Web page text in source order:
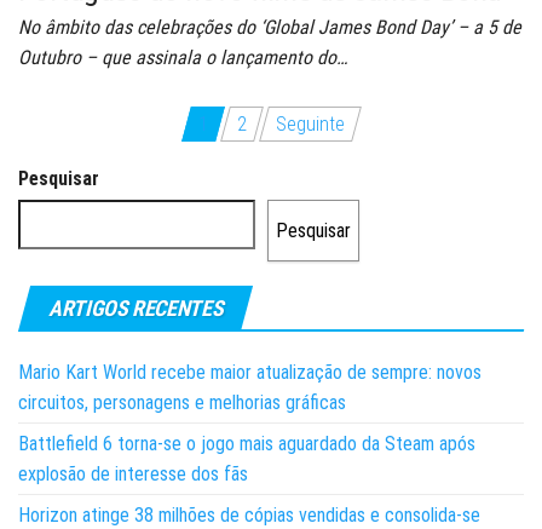
No âmbito das celebrações do ‘Global James Bond Day’ – a 5 de
Outubro – que assinala o lançamento do…
dos
conteúdos
1 2 Seguinte
Pesquisar
Pesquisar
ARTIGOS RECENTES
Mario Kart World recebe maior atualização de sempre: novos
circuitos, personagens e melhorias gráficas
Battlefield 6 torna-se o jogo mais aguardado da Steam após
explosão de interesse dos fãs
Horizon atinge 38 milhões de cópias vendidas e consolida-se